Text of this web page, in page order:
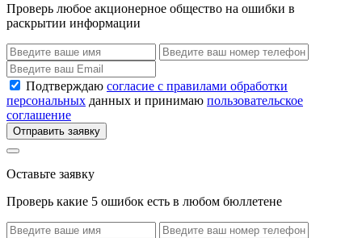
Проверь любое акционерное общество на ошибки в
раскрытии информации
Подтверждаю согласие с правилами обработки
персональных данных и принимаю пользовательское
соглашение
Отправить заявку
Оставьте заявку
Проверь какие 5 ошибок есть в любом бюллетене